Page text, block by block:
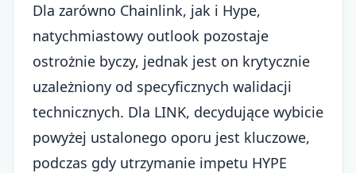
Dla zarówno Chainlink, jak i Hype,
natychmiastowy outlook pozostaje
ostrożnie byczy, jednak jest on krytycznie
uzależniony od specyficznych walidacji
technicznych. Dla LINK, decydujące wybicie
powyżej ustalonego oporu jest kluczowe,
podczas gdy utrzymanie impetu HYPE